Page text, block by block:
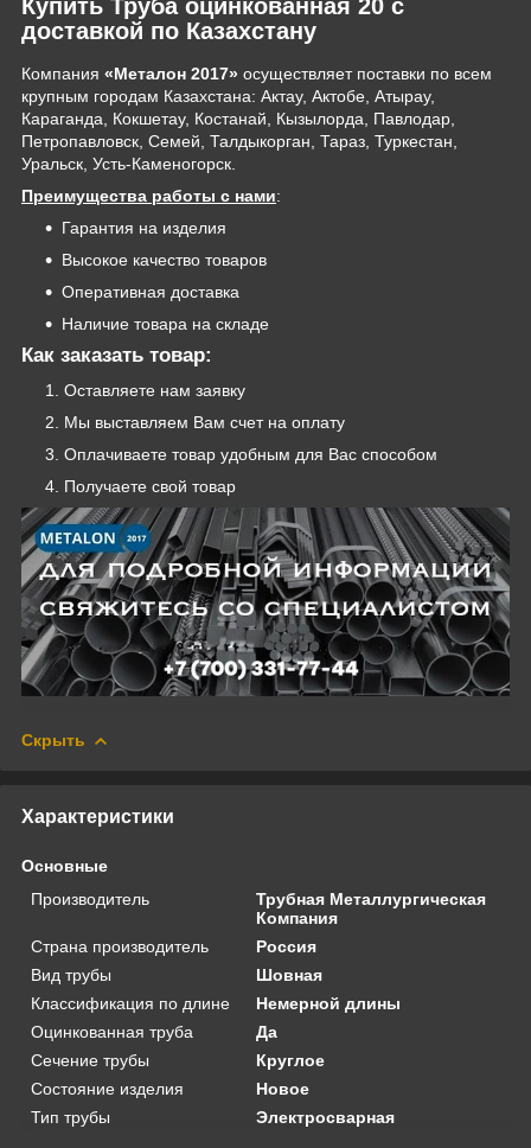
Купить Труба оцинкованная 20 с
доставкой по Казахстану
Компания «Металон 2017» осуществляет поставки по всем
крупным городам Казахстана: Актау, Актобе, Атырау,
Караганда, Кокшетау, Костанай, Кызылорда, Павлодар,
Петропавловск, Семей, Талдыкорган, Тараз, Туркестан,
Уральск, Усть-Каменогорск.
Преимущества работы с нами:
Гарантия на изделия
Высокое качество товаров
Оперативная доставка
Наличие товара на складе
Как заказать товар:
Оставляете нам заявку
Мы выставляем Вам счет на оплату
Оплачиваете товар удобным для Вас способом
Получаете свой товар
Скрыть
Характеристики
Основные
Производитель
Трубная Металлургическая
Компания
Страна производитель
Россия
Вид трубы
Шовная
Классификация по длине
Немерной длины
Оцинкованная труба
Да
Сечение трубы
Круглое
Состояние изделия
Новое
Тип трубы
Электросварная